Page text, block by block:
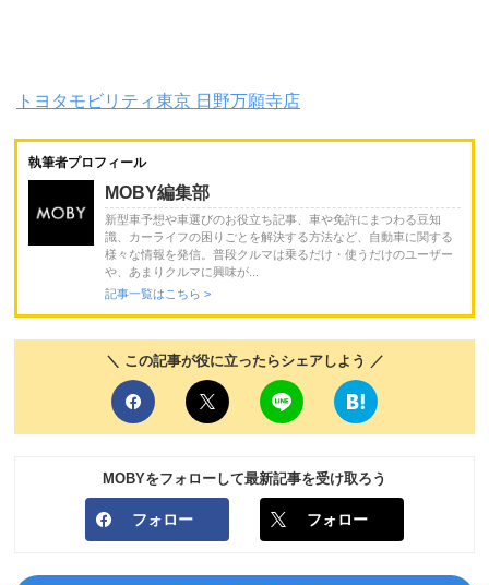
トヨタモビリティ東京 日野万願寺店
執筆者プロフィール
MOBY編集部
新型車予想や車選びのお役立ち記事、車や免許にまつわる豆知
識、カーライフの困りごとを解決する方法など、自動車に関する
様々な情報を発信。普段クルマは乗るだけ・使うだけのユーザー
や、あまりクルマに興味が...
記事一覧はこちら >
＼ この記事が役に立ったらシェアしよう ／
MOBYをフォローして最新記事を受け取ろう
フォロー フォロー